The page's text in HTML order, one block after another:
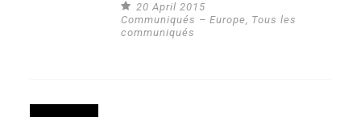
20 April 2015
Communiqués – Europe, Tous les
communiqués